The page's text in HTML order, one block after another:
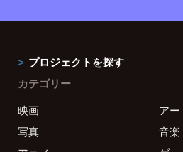
プロジェクトを探す
カテゴリー
映画
アー
写真
音楽